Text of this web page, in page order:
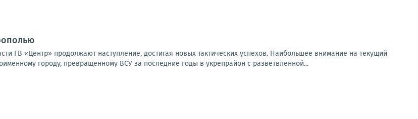
ГВ «Центр» продолжают наступление, достигая новых тактических успехов. Наибольшее внимание на текущий
городу, превращенному ВСУ за последние годы в укрепрайон с разветвленной...